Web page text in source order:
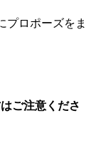
プロポーズをま
ご注意くださ